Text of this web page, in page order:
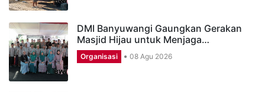
DMI Banyuwangi Gaungkan Gerakan
Masjid Hijau untuk Menjaga…
Organisasi 08 Agu 2026